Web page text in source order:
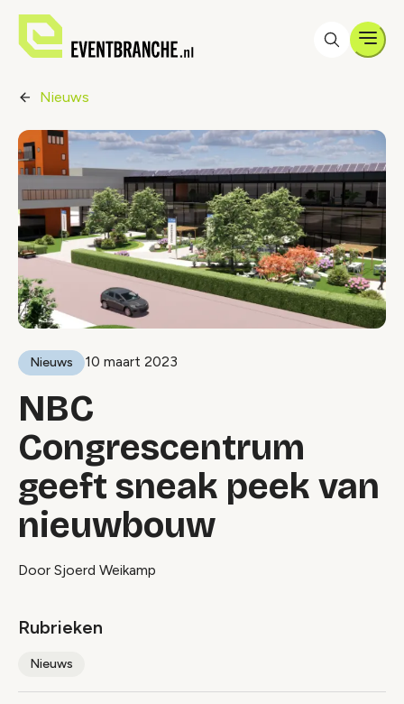
Nieuws
Nieuws 10 maart 2023
NBC
Congrescentrum
geeft sneak peek van
nieuwbouw
Door Sjoerd Weikamp
Rubrieken
Nieuws